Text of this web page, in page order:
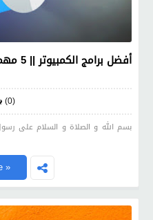
أفضل
(0)
بسم الله و الصلاة و السلام على
»